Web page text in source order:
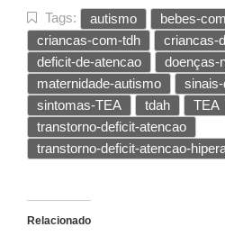
Tags: autismo bebes-
criancas-com-tdh
criancas-
deficit-de-atencao
doenças-
maternidade-autismo
sintomas-TEA
tdah
TEA
transtorno-deficit-atencao
transtorno-deficit-atencao-
Relacionado